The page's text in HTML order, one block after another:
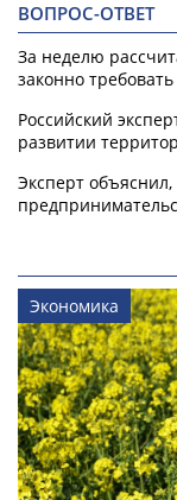
ВОПРОС-ОТВЕТ
За неделю
законно требовать
Российский
развитии
Эксперт
Экономика